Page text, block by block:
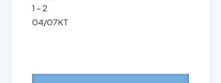
1 – 2
04/07KT